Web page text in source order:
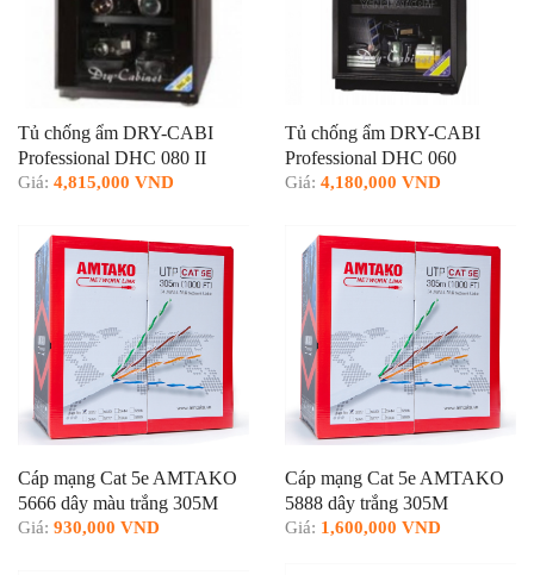
Tủ chống ẩm DRY-CABI
Professional DHC 080 II
Giá: 4,815,000 VND
Tủ chống ẩm DRY-CABI
Professional DHC 060
Giá: 4,180,000 VND
Cáp mạng Cat 5e AMTAKO
5666 dây màu trắng 305M
Giá: 930,000 VND
Cáp mạng Cat 5e AMTAKO
5888 dây trắng 305M
Giá: 1,600,000 VND